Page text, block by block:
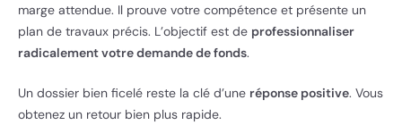
marge attendue. Il prouve votre compétence et présente un
plan de travaux précis. L’objectif est de professionnaliser
radicalement votre demande de fonds.
Un dossier bien ficelé reste la clé d’une réponse positive. Vous
obtenez un retour bien plus rapide.